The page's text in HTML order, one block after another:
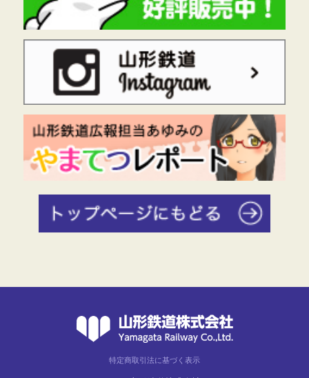
特定商取引法に基づく表示